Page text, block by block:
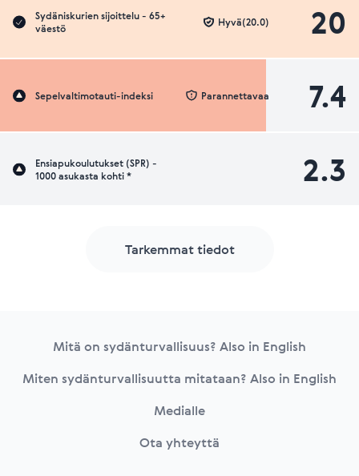
Sydäniskurien sijoittelu - 65+
väestö
20
Hyvä(20.0)
Sepelvaltimotauti-indeksi 7.4
Parannettavaa
Ensiapukoulutukset (SPR) -
1000 asukasta kohti *
2.3
Tarkemmat tiedot
Mitä on sydänturvallisuus? Also in English
Miten sydänturvallisuutta mitataan? Also in English
Medialle
Ota yhteyttä